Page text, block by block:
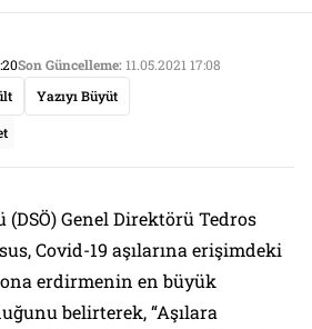
Son Güncelleme:11.05.2021 17:08
Yazıyı Büyüt
(DSÖ) Genel Direktörü Tedros
Covid-19 aşılarına erişimdeki
erdirmenin en büyük
belirterek, “Aşılara